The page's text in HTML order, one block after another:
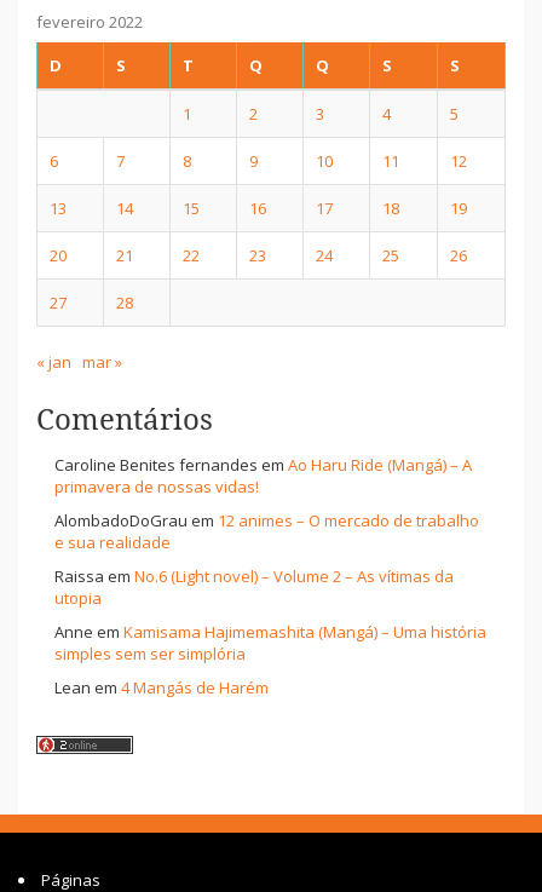
fevereiro 2022
D
S T Q Q S S
1 2 3 4 5
6 7 8 9 10 11 12
13 14 15 16 17 18 19
20 21 22 23 24 25 26
27 28
« jan mar »
Comentários
Caroline Benites fernandes em Ao Haru Ride (Mangá) – A
primavera de nossas vidas!
AlombadoDoGrau em 12 animes – O mercado de trabalho
e sua realidade
Raissa em No.6 (Light novel) – Volume 2 – As vítimas da
utopia
Anne em Kamisama Hajimemashita (Mangá) – Uma história
simples sem ser simplória
Lean em 4 Mangás de Harém
Páginas